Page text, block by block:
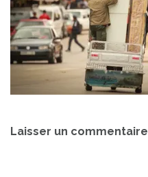
de
Laisser un commentaire